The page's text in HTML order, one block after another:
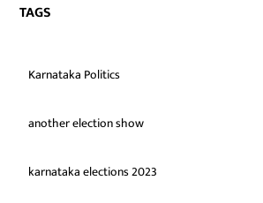
TAGS
Karnataka Politics
another election show
karnataka elections 2023